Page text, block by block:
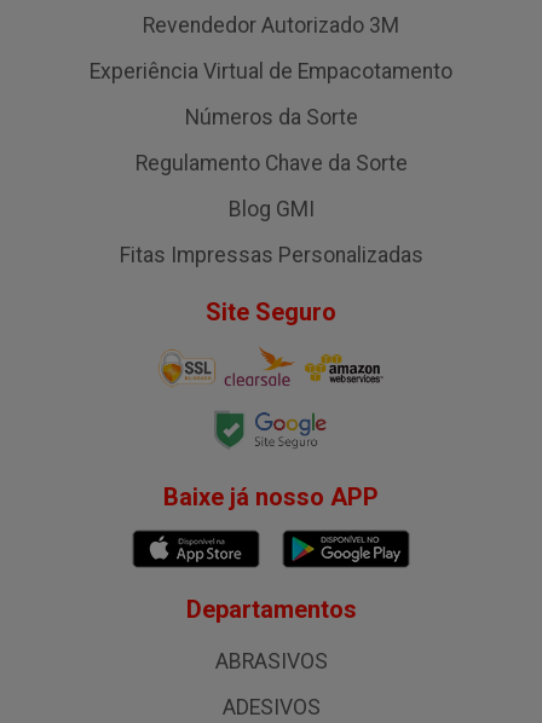
Revendedor Autorizado 3M
Experiência Virtual de Empacotamento
Números da Sorte
Regulamento Chave da Sorte
Blog GMI
Fitas Impressas Personalizadas
Site Seguro
Baixe já nosso APP
Departamentos
ABRASIVOS
ADESIVOS